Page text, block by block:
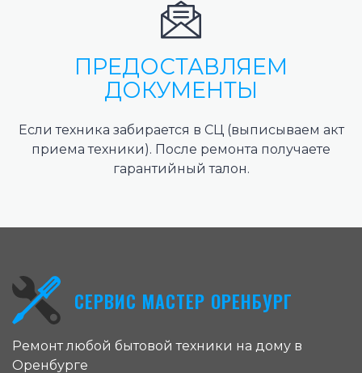
ПРЕДОСТАВЛЯЕМ
ДОКУМЕНТЫ
Если техника забирается в СЦ (выписываем акт
приема техники). После ремонта получаете
гарантийный талон.
СЕРВИС МАСТЕР ОРЕНБУРГ
Ремонт любой бытовой техники на дому в
Оренбурге